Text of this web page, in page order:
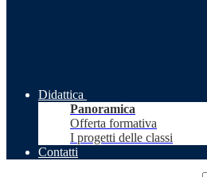
Didattica
Panoramica
Offerta formativa
I progetti delle classi
Contatti